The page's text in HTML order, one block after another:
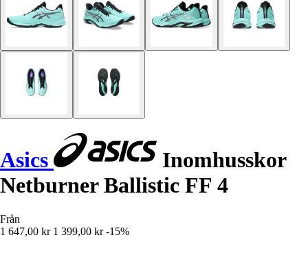
Asics
Inomhusskor
Netburner Ballistic FF 4
Från
1 647,00 kr 1 399,00 kr -15%